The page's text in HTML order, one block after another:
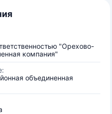
"Орехово-
компания"
объединенная